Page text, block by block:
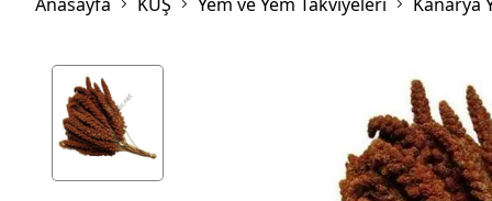
Papağan
Taşıma Kafesi
Rulolu Kafes
Banyoluklar
Kafes Tülleri
Oyuncaklar
Taşımalar
Mama ve Su Kapları